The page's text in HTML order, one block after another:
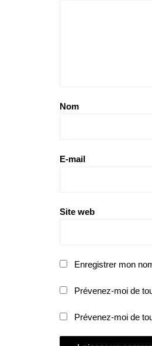
Nom
E-mail
Site web
Enregistrer mon
Prévenez-moi de
Prévenez-moi de